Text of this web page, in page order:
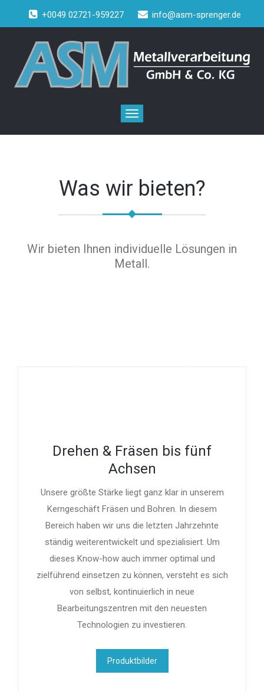
+0049 02721-959227 info@asm-sprenger.de
Toggle
navigation
Mehr Informationen
Was wir bieten?
Wir bieten Ihnen individuelle Lösungen in
Metall.
Drehen & Fräsen bis fünf
Achsen
Unsere größte Stärke liegt ganz klar in unserem
Kerngeschäft Fräsen und Bohren. In diesem
Bereich haben wir uns die letzten Jahrzehnte
ständig weiterentwickelt und spezialisiert. Um
dieses Know-how auch immer optimal und
zielführend einsetzen zu können, versteht es sich
von selbst, kontinuierlich in neue
Bearbeitungszentren mit den neuesten
Technologien zu investieren.
Produktbilder